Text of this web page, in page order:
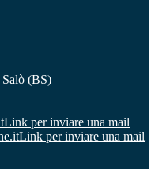
(BS)
Link per inviare una mail
Link per inviare una mail